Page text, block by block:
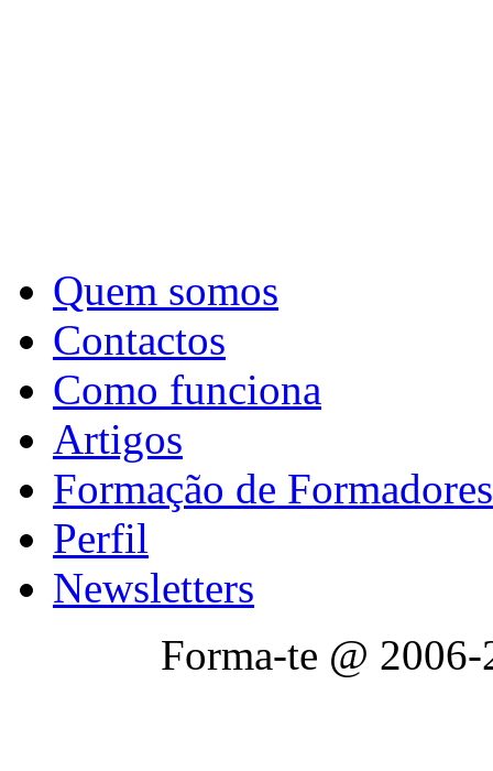
Quem somos
Contactos
Como funciona
Artigos
Formação de Formadores
Perfil
Newsletters
Forma-te @